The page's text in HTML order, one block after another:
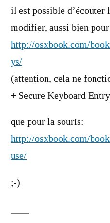
il est possible d’écouter
modifier, aussi bien
http://osxbook.com/
ys/
(attention, cela ne
+ Secure Keyboard
que pour la souris:
http://osxbook.com/
use/
;-)